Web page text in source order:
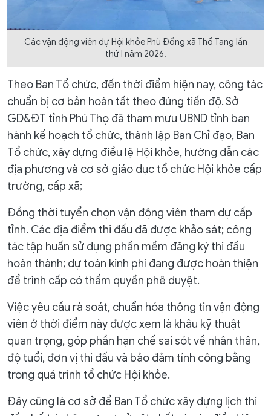
Các vận động viên dự Hội khỏe Phù Đổng xã Thổ Tang lần
thứ I năm 2026.
Theo Ban Tổ chức, đến thời điểm hiện nay, công tác
chuẩn bị cơ bản hoàn tất theo đúng tiến độ. Sở
GD&ĐT tỉnh Phú Thọ đã tham mưu UBND tỉnh ban
hành kế hoạch tổ chức, thành lập Ban Chỉ đạo, Ban
Tổ chức, xây dựng điều lệ Hội khỏe, hướng dẫn các
địa phương và cơ sở giáo dục tổ chức Hội khỏe cấp
trường, cấp xã;
Đồng thời tuyển chọn vận động viên tham dự cấp
tỉnh. Các địa điểm thi đấu đã được khảo sát; công
tác tập huấn sử dụng phần mềm đăng ký thi đấu
hoàn thành; dự toán kinh phí đang được hoàn thiện
để trình cấp có thẩm quyền phê duyệt.
Việc yêu cầu rà soát, chuẩn hóa thông tin vận động
viên ở thời điểm này được xem là khâu kỹ thuật
quan trọng, góp phần hạn chế sai sót về nhân thân,
độ tuổi, đơn vị thi đấu và bảo đảm tính công bằng
trong quá trình tổ chức Hội khỏe.
Đây cũng là cơ sở để Ban Tổ chức xây dựng lịch thi